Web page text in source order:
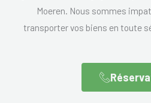
Moeren. Nous sommes
transporter vos biens en toute